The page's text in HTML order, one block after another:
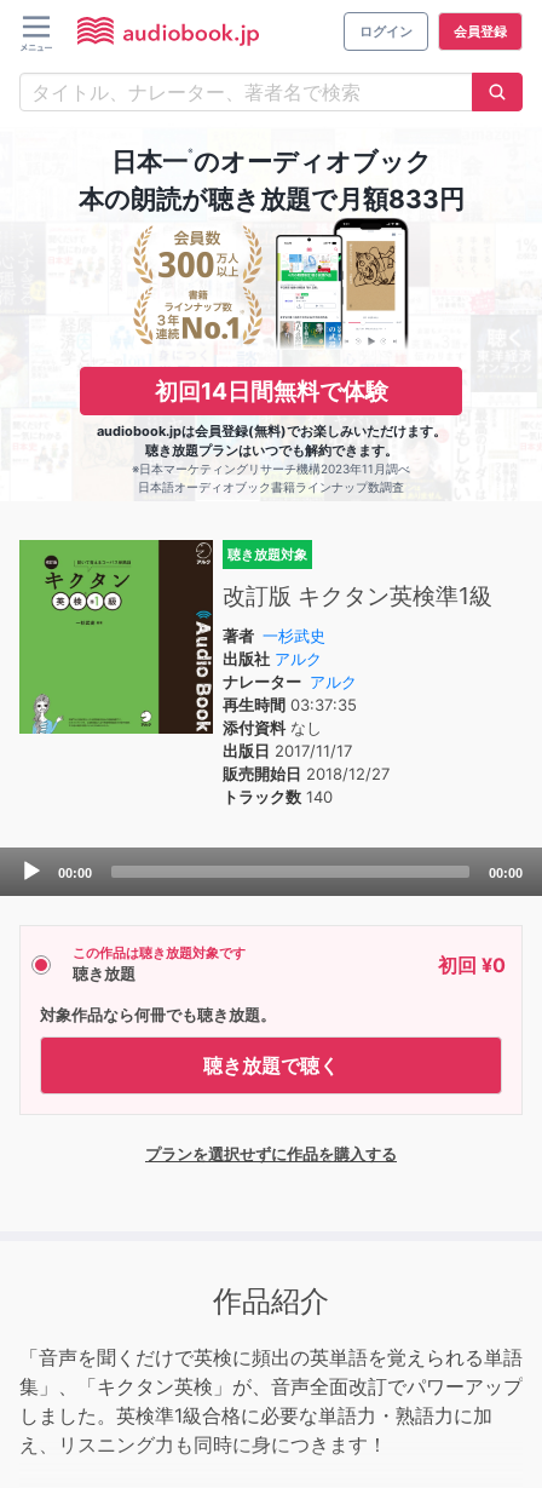
ログイン 会員登録
日本一※のオーディオブック
本の朗読が聴き放題で月額833円
初回14日間無料で体験
audiobook.jpは会員登録(無料)でお楽しみいただけます。
聴き放題プランはいつでも解約できます。
※日本マーケティングリサーチ機構2023年11月調べ
日本語オーディオブック書籍ラインナップ数調査
聴き放題対象
改訂版 キクタン英検準1級
著者 一杉武史
出版社 アルク
ナレーター アルク
再生時間 03:37:35
添付資料なし
出版日 2017/11/17
販売開始日 2018/12/27
トラック数 140
Audio
00:00 00:00
この作品は聴き放題対象です
聴き放題 初回 ¥0
対象作品なら何冊でも聴き放題。
聴き放題で聴く
プランを選択せずに作品を購入する
作品紹介
「音声を聞くだけで英検に頻出の英単語を覚えられる単語
集」、「キクタン英検」が、音声全面改訂でパワーアップ
しました。英検準1級合格に必要な単語力・熟語力に加
え、リスニング力も同時に身につきます！